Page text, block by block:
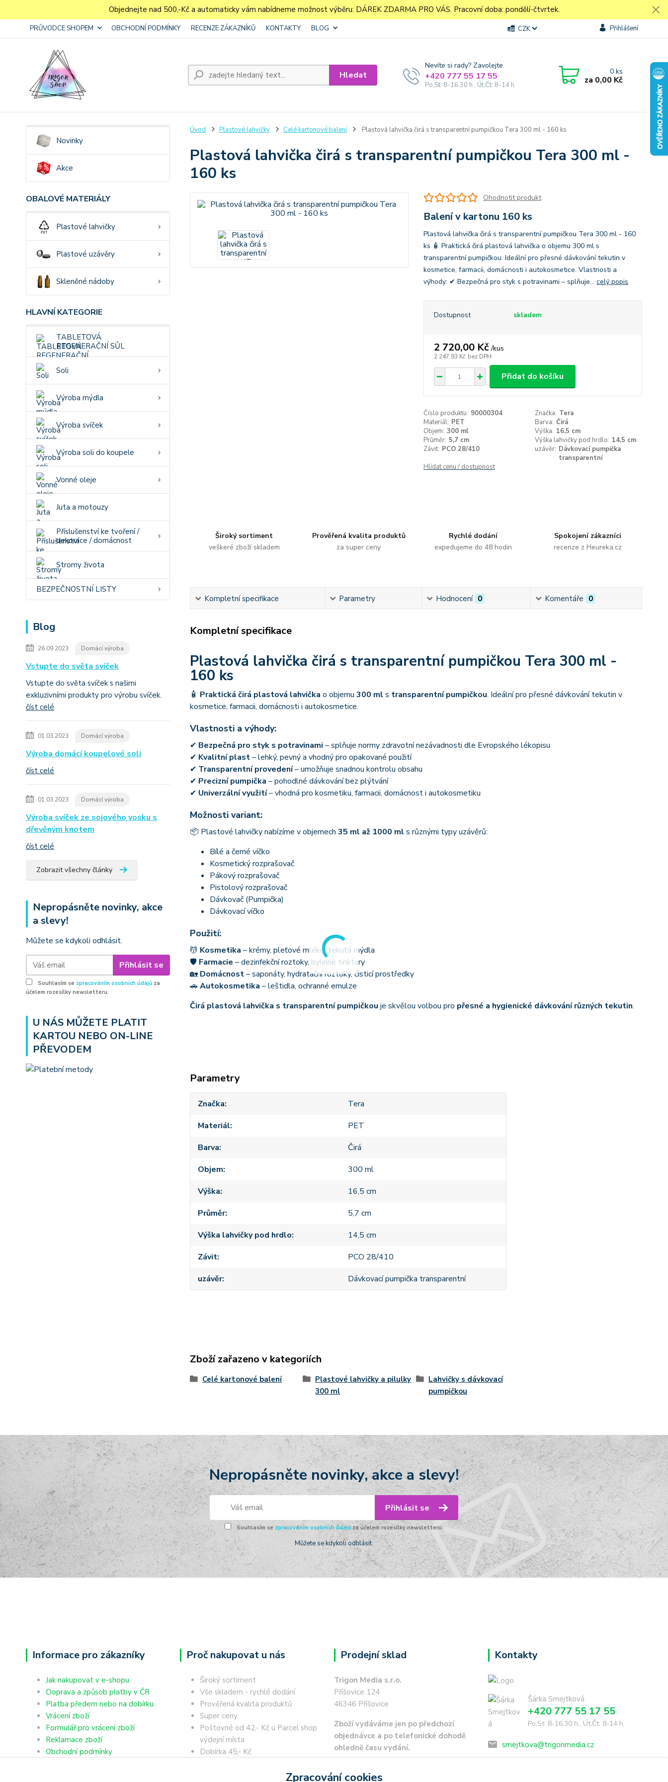
Objednejte nad 500,-Kč a automaticky vám nabídneme možnost výběru: DÁREK ZDARMA PRO VÁS. Pracovní doba: pondělí-čtvrtek.
PRŮVODCE SHOPEM OBCHODNÍ PODMÍNKY RECENZE ZÁKAZNÍKŮ KONTAKTY BLOG CZK Přihlášení
Hledat
Nevíte si rady? Zavolejte.
+420 777 55 17 55
Po,St: 8-16.30 h., Út,Čt: 8-14 h.
0ks
za 0,00 Kč
Novinky
Akce
OBALOVÉ MATERIÁLY
Plastové lahvičky
Plastové uzávěry
Skleněné nádoby
HLAVNÍ KATEGORIE
TABLETOVÁ
REGENERAČNÍ SŮL
Soli
Výroba mýdla
Výroba svíček
Výroba soli do koupele
Vonné oleje
Juta a motouzy
Příslušenství ke tvoření /
dekorace / domácnost
Stromy života
BEZPEČNOSTNÍ LISTY
Blog
26.09.2023 Domácí výroba
Vstupte do světa svíček
Vstupte do světa svíček s našimi
exkluzivními produkty pro výrobu svíček.
číst celé
01.03.2023 Domácí výroba
Výroba domácí koupelové soli
číst celé
01.03.2023 Domácí výroba
Výroba svíček ze sojového vosku s
dřevěným knotem
číst celé
Zobrazit všechny články
Nepropásněte novinky, akce
a slevy!
Můžete se kdykoli odhlásit.
Přihlásit se
Souhlasím se zpracováním osobních údajů za
účelem rozesílky newsletteru.
U NÁS MŮŽETE PLATIT
KARTOU NEBO ON-LINE
PŘEVODEM
Úvod Plastové lahvičky Celé kartonové balení Plastová lahvička čirá s transparentní pumpičkou Tera 300 ml - 160 ks
Plastová lahvička čirá s transparentní pumpičkou Tera 300 ml -
160 ks
Ohodnotit produkt
Balení v kartonu 160 ks
Plastová lahvička čirá s transparentní pumpičkou Tera 300 ml - 160
ks 🧴 Praktická čirá plastová lahvička o objemu 300 ml s
transparentní pumpičkou. Ideální pro přesné dávkování tekutin v
kosmetice, farmacii, domácnosti i autokosmetice. Vlastnosti a
výhody: ✔ Bezpečná pro styk s potravinami – splňuje... celý popis
Dostupnost skladem
2 720,00 Kč /kus
2 247,93 Kč bez DPH
Přidat do košíku
Číslo produktu: 90000304 Značka: Tera
Materiál: PET Barva: Čirá
Objem: 300 ml Výška: 16,5 cm
Průměr: 5,7 cm Výška lahvičky pod hrdlo: 14,5 cm
Závit: PCO 28/410 uzávěr: Dávkovací pumpička
transparentní
Hlídat cenu / dostupnost
Široký sortiment
veškeré zboží skladem
Prověřená kvalita produktů
za super ceny
Rychlé dodání
expedujeme do 48 hodin
Spokojení zákazníci
recenze z Heureka.cz
Kompletní specifikace Parametry Hodnocení 0 Komentáře 0
Kompletní specifikace
Plastová lahvička čirá s transparentní pumpičkou Tera 300 ml -
160 ks
🧴 Praktická čirá plastová lahvička o objemu 300 ml s transparentní pumpičkou. Ideální pro přesné dávkování tekutin v
kosmetice, farmacii, domácnosti i autokosmetice.
Vlastnosti a výhody:
✔ Bezpečná pro styk s potravinami – splňuje normy zdravotní nezávadnosti dle Evropského lékopisu
✔ Kvalitní plast– lehký, pevný a vhodný pro opakované použití
✔ Transparentní provedení– umožňuje snadnou kontrolu obsahu
✔ Precizní pumpička – pohodlné dávkování bez plýtvání
✔ Univerzální využití– vhodná pro kosmetiku, farmacii, domácnost i autokosmetiku
Možnosti variant:
📦 Plastové lahvičky nabízíme v objemech 35 ml až 1000 ml s různými typy uzávěrů:
Bílé a černé víčko
Kosmetický rozprašovač
Pákový rozprašovač
Pistolový rozprašovač
Dávkovač (Pumpička)
Dávkovací víčko
Použití:
💆 Kosmetika – krémy, pleťové mléko, tekutá mýdla
🛡 Farmacie – dezinfekční roztoky, bylinné tinktury
🏡 Domácnost– saponáty, hydratační roztoky, čisticí prostředky
🚗 Autokosmetika – leštidla, ochranné emulze
Čirá plastová lahvička s transparentní pumpičkou je skvělou volbou pro přesné a hygienické dávkování různých tekutin.
Parametry
Značka
Tera
Materiál
PET
Barva
Čirá
Objem
300 ml
Výška
16,5 cm
Průměr
5,7 cm
Výška lahvičky pod hrdlo
14,5 cm
Závit
PCO 28/410
uzávěr
Dávkovací pumpička transparentní
Zboží zařazeno v kategoriích
Celé kartonové balení
Plastové lahvičky a pilulky
300 ml
Lahvičky s dávkovací
pumpičkou
Nepropásněte novinky, akce a slevy!
Přihlásit se
Souhlasím se zpracováním osobních údajůza účelem rozesílky newsletteru.
Můžete se kdykoli odhlásit.
Informace pro zákazníky
Jak nakupovat v e-shopu
Doprava a způsob platby v ČR
Platba předem nebo na dobírku
Vrácení zboží
Formulář pro vrácení zboží
Reklamace zboží
Obchodní podmínky
Proč nakupovat u nás
Široký sortiment
Vše skladem - rychlé dodání
Prověřená kvalita produktů
Super ceny
Poštovné od 42,- Kč u Parcel shop
výdejní místa
Dobírka 45,- Kč
Prodejní sklad
Trigon Media s.r.o.
Příšovice 124
46346 Příšovice
Zboží vydáváme jen po předchozí
objednávce a po telefonické dohodě
ohledně času vydání.
Kontakty
Šárka Smejtková
+420 777 55 17 55
Po,St: 8-16.30 h., Út,Čt: 8-14 h.
smejtkova@trigonmedia.cz
Zpracování cookies